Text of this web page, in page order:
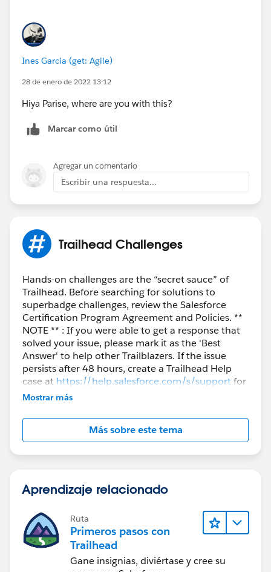
Ines Garcia (get: Agile)
28 de enero de 2022 13:12
Hiya Parise, where are you with this?
Marcar como útil
Agregar un comentario
Escribir una respuesta...
Trailhead Challenges
Hands-on challenges are the “secret sauce” of
Trailhead. Before searching for solutions to
superbadge challenges, review the Salesforce
Certification Program Agreement and Policies. **
NOTE ** : If you were able to get a response that
solved your issue, please mark it as the 'Best
Answer' to help other Trailblazers. If the issue
persists after 48 hours, create a Trailhead Help
case at https://help.salesforce.com/s/supportfor
further assistance.
Mostrar más
Más sobre este tema
Aprendizaje relacionado
Ruta
Primeros pasos con
Trailhead
Gane insignias, diviértase y cree su